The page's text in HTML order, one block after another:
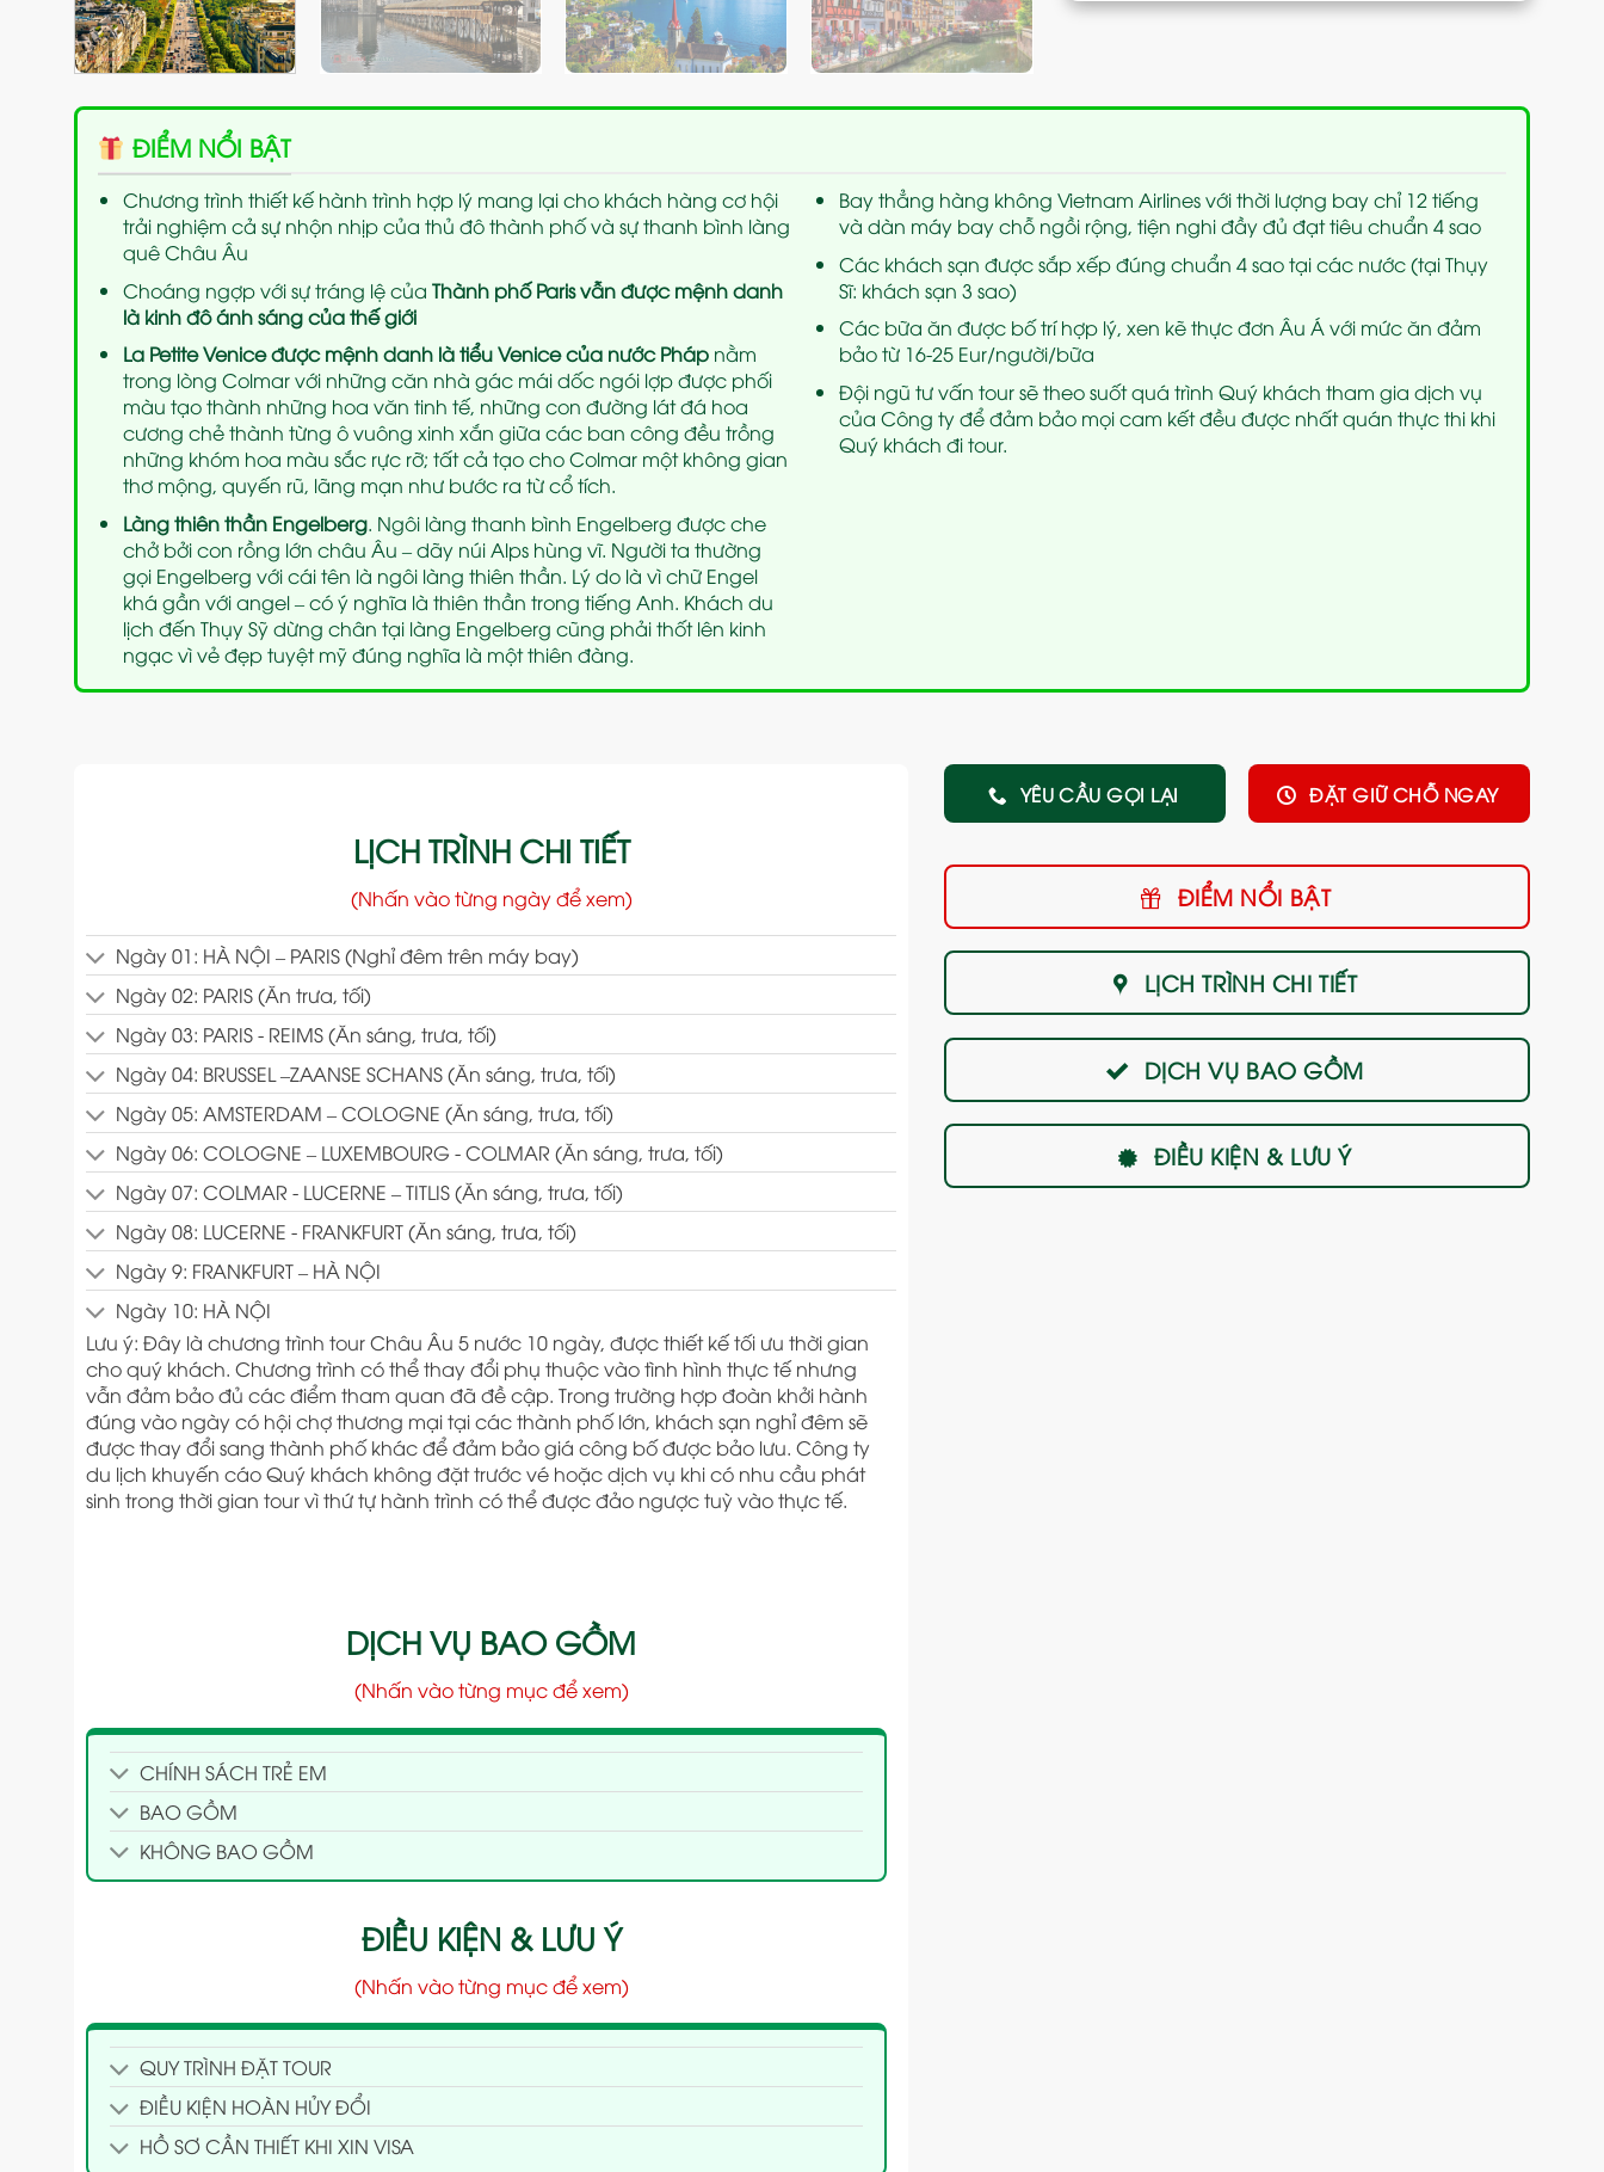
ĐIỂM NỔI BẬT
Chương trình thiết kế hành trình hợp lý mang lại cho khách hàng cơ hội
trải nghiệm cả sự nhộn nhịp của thủ đô thành phố và sự thanh bình làng
quê Châu Âu
Choáng ngợp với sự tráng lệ của Thành phố Paris vẫn được mệnh danh
là kinh đô ánh sáng của thế giới
La Petite Venice được mệnh danh là tiểu Venice của nước Pháp nằm
trong lòng Colmar với những căn nhà gác mái dốc ngói lợp được phối
màu tạo thành những hoa văn tinh tế, những con đường lát đá hoa
cương chẻ thành từng ô vuông xinh xắn giữa các ban công đều trồng
những khóm hoa màu sắc rực rỡ; tất cả tạo cho Colmar một không gian
thơ mộng, quyến rũ, lãng mạn như bước ra từ cổ tích.
Làng thiên thần Engelberg. Ngôi làng thanh bình Engelberg được che
chở bởi con rồng lớn châu Âu – dãy núi Alps hùng vĩ. Người ta thường
gọi Engelberg với cái tên là ngôi làng thiên thần. Lý do là vì chữ Engel
khá gần với angel – có ý nghĩa là thiên thần trong tiếng Anh. Khách du
lịch đến Thụy Sỹ dừng chân tại làng Engelberg cũng phải thốt lên kinh
ngạc vì vẻ đẹp tuyệt mỹ đúng nghĩa là một thiên đàng.
Bay thẳng hàng không Vietnam Airlines với thời lượng bay chỉ 12 tiếng
và dàn máy bay chỗ ngồi rộng, tiện nghi đầy đủ đạt tiêu chuẩn 4 sao
Các khách sạn được sắp xếp đúng chuẩn 4 sao tại các nước (tại Thụy
Sĩ: khách sạn 3 sao)
Các bữa ăn được bố trí hợp lý, xen kẽ thực đơn Âu Á với mức ăn đảm
bảo từ 16-25 Eur/người/bữa
Đội ngũ tư vấn tour sẽ theo suốt quá trình Quý khách tham gia dịch vụ
của Công ty để đảm bảo mọi cam kết đều được nhất quán thực thi khi
Quý khách đi tour.
LỊCH TRÌNH CHI TIẾT
(Nhấn vào từng ngày để xem)
Ngày 01: HÀ NỘI – PARIS (Nghỉ đêm trên máy bay)
Ngày 02: PARIS (Ăn trưa, tối)
Ngày 03: PARIS - REIMS (Ăn sáng, trưa, tối)
Ngày 04: BRUSSEL –ZAANSE SCHANS (Ăn sáng, trưa, tối)
Ngày 05: AMSTERDAM – COLOGNE (Ăn sáng, trưa, tối)
Ngày 06: COLOGNE – LUXEMBOURG - COLMAR (Ăn sáng, trưa, tối)
Ngày 07: COLMAR - LUCERNE – TITLIS (Ăn sáng, trưa, tối)
Ngày 08: LUCERNE - FRANKFURT (Ăn sáng, trưa, tối)
Ngày 9: FRANKFURT – HÀ NỘI
Ngày 10: HÀ NỘI
Lưu ý: Đây là chương trình tour Châu Âu 5 nước 10 ngày, được thiết kế tối ưu thời gian
cho quý khách. Chương trình có thể thay đổi phụ thuộc vào tình hình thực tế nhưng
vẫn đảm bảo đủ các điểm tham quan đã đề cập. Trong trường hợp đoàn khởi hành
đúng vào ngày có hội chợ thương mại tại các thành phố lớn, khách sạn nghỉ đêm sẽ
được thay đổi sang thành phố khác để đảm bảo giá công bố được bảo lưu. Công ty
du lịch khuyến cáo Quý khách không đặt trước vé hoặc dịch vụ khi có nhu cầu phát
sinh trong thời gian tour vì thứ tự hành trình có thể được đảo ngược tuỳ vào thực tế.
DỊCH VỤ BAO GỒM
(Nhấn vào từng mục để xem)
CHÍNH SÁCH TRẺ EM
BAO GỒM
KHÔNG BAO GỒM
ĐIỀU KIỆN & LƯU Ý
(Nhấn vào từng mục để xem)
QUY TRÌNH ĐẶT TOUR
ĐIỀU KIỆN HOÀN HỦY ĐỔI
HỒ SƠ CẦN THIẾT KHI XIN VISA
YÊU CẦU GỌI LẠI ĐẶT GIỮ CHỖ NGAY
ĐIỂM NỔI BẬT
LỊCH TRÌNH CHI TIẾT
DỊCH VỤ BAO GỒM
ĐIỀU KIỆN & LƯU Ý